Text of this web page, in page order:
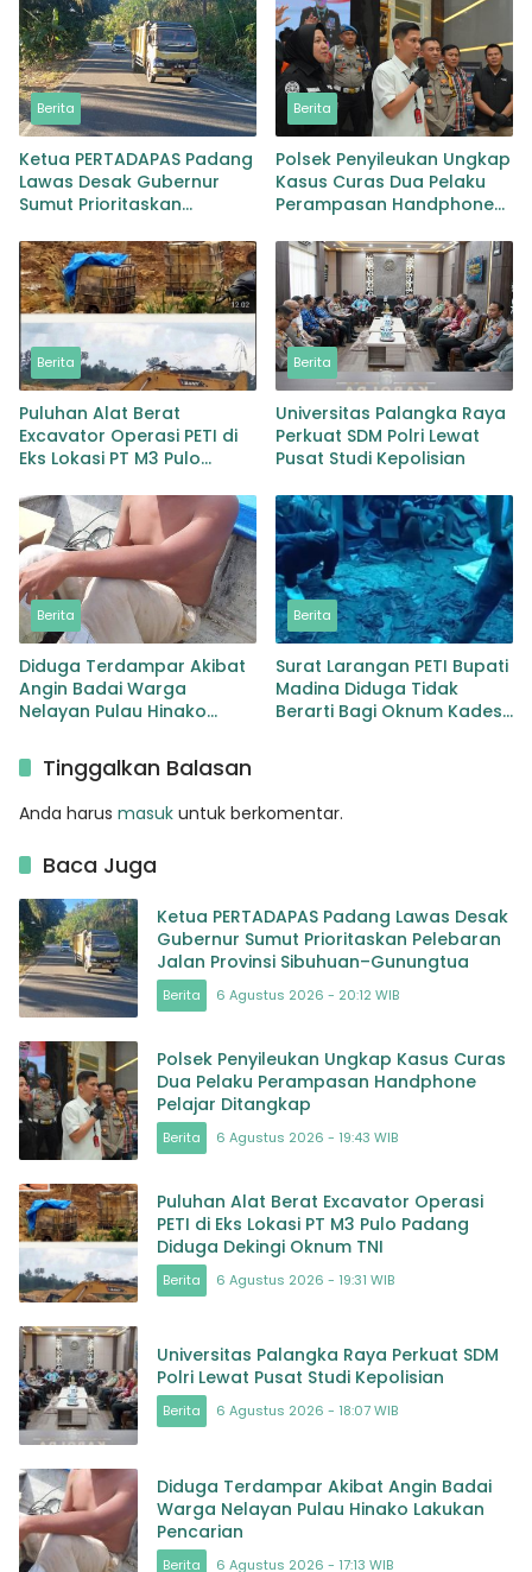
Berita
Ketua PERTADAPAS Padang
Lawas Desak Gubernur
Sumut Prioritaskan
Sibuhuan–Gunungtua
Berita
Polsek Penyileukan Ungkap
Kasus Curas Dua Pelaku
Perampasan Handphone
Berita
Puluhan Alat Berat
Excavator Operasi PETI di
Eks Lokasi PT M3 Pulo
Oknum TNI
Berita
Universitas Palangka Raya
Perkuat SDM Polri Lewat
Pusat Studi Kepolisian
Berita
Diduga Terdampar Akibat
Angin Badai Warga
Nelayan Pulau Hinako
Berita
Surat Larangan PETI Bupati
Madina Diduga Tidak
Berarti Bagi Oknum Kades
Tinggalkan Balasan
Anda harus masuk untuk berkomentar.
Baca Juga
Ketua PERTADAPAS Padang Lawas Desak
Gubernur Sumut Prioritaskan Pelebaran
Jalan Provinsi Sibuhuan–Gunungtua
Berita 6 Agustus 2026 - 20:12 WIB
Polsek Penyileukan Ungkap Kasus Curas
Dua Pelaku Perampasan Handphone
Pelajar Ditangkap
Berita 6 Agustus 2026 - 19:43 WIB
Puluhan Alat Berat Excavator Operasi
PETI di Eks Lokasi PT M3 Pulo Padang
Diduga Dekingi Oknum TNI
Berita 6 Agustus 2026 - 19:31 WIB
Universitas Palangka Raya Perkuat SDM
Polri Lewat Pusat Studi Kepolisian
Berita 6 Agustus 2026 - 18:07 WIB
Diduga Terdampar Akibat Angin Badai
Warga Nelayan Pulau Hinako Lakukan
Pencarian
Berita 6 Agustus 2026 - 17:13 WIB